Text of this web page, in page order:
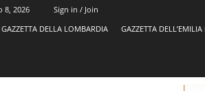
8, 2026
Sign in / Join
GAZZETTA DELLA LOMBARDIA GAZZETTA